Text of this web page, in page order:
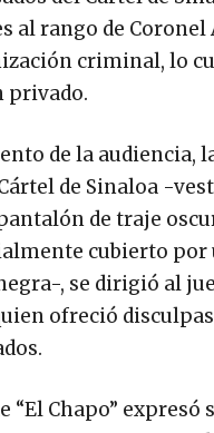
al rango de Coronel
criminal, lo
privado.
de la audiencia,
de Sinaloa -
de traje
cubierto por
, se dirigió al
ofreció
“El Chapo” expresó